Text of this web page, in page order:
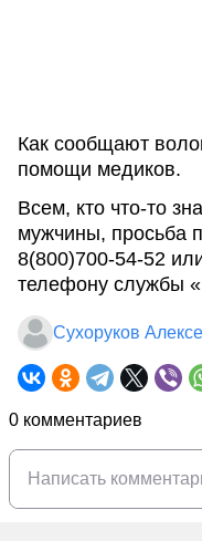
Как сообщают
помощи медиков.
Всем, кто что-то
мужчины, просьба
8(800)700-54-52
телефону службы
Сухоруков
0 комментариев